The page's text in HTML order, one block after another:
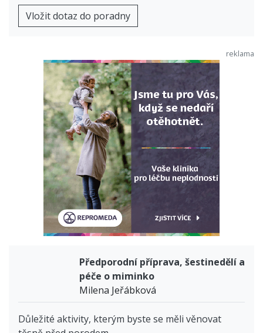
Vložit dotaz do poradny
Předporodní příprava, šestinedělí a
péče o miminko
Milena Jeřábková
Důležité aktivity, kterým byste se měli věnovat